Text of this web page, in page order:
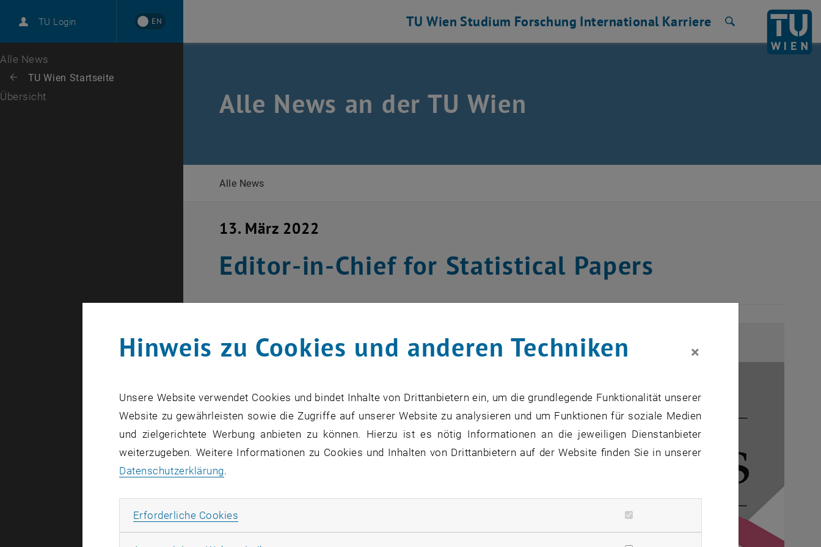
TU Login EN
Karriere
Zur 1. Menü Ebene
Alle News
Zurück: Subseiten von TU Wien Startseite auflisten
Zurück zur letzten Ebene:
TU Wien Startseite
Übersicht
TU Wien Studium Forschung International Karriere
Alle News an der TU Wien
Alle News
13. März 2022
Editor-in-Chief for Statistical Papers
Hinweis zu Cookies und anderen Techniken ×
Unsere Website verwendet Cookies und bindet Inhalte von Drittanbietern ein, um die grundlegende Funktionalität unserer
Website zu gewährleisten sowie die Zugriffe auf unserer Website zu analysieren und um Funktionen für soziale Medien
und zielgerichtete Werbung anbieten zu können. Hierzu ist es nötig Informationen an die jeweiligen Dienstanbieter
weiterzugeben. Weitere Informationen zu Cookies und Inhalten von Drittanbietern auf der Website finden Sie in unserer
Datenschutzerklärung.
Erforderliche Cookies